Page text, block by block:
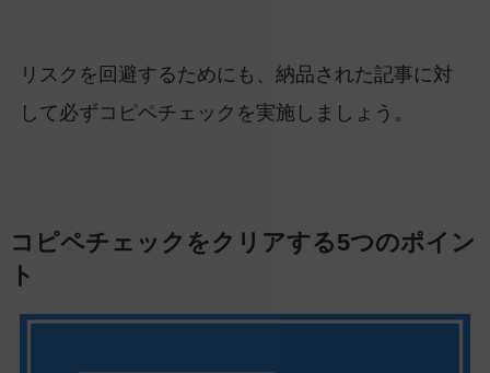
リスクを回避するためにも、納品された記事に対
して必ずコピペチェックを実施しましょう。
コピペチェックをクリアする5つのポイン
ト